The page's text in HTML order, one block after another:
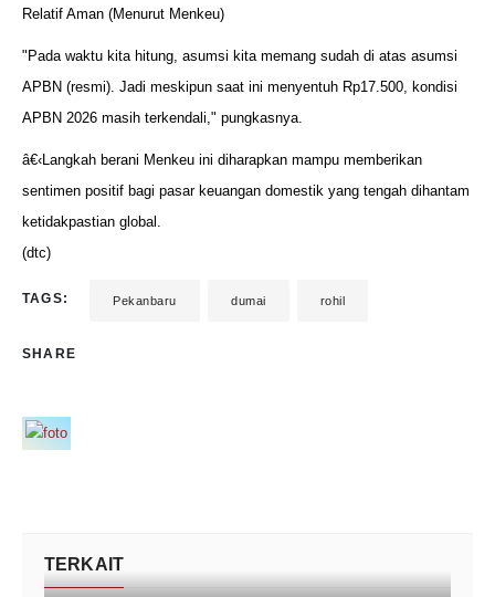
Relatif Aman (Menurut Menkeu)
"Pada waktu kita hitung, asumsi kita memang sudah di atas asumsi
APBN (resmi). Jadi meskipun saat ini menyentuh Rp17.500, kondisi
APBN 2026 masih terkendali," pungkasnya.
â€‹Langkah berani Menkeu ini diharapkan mampu memberikan
sentimen positif bagi pasar keuangan domestik yang tengah dihantam
ketidakpastian global.
(dtc)
TAGS: Pekanbaru dumai rohil
SHARE
TERKAIT